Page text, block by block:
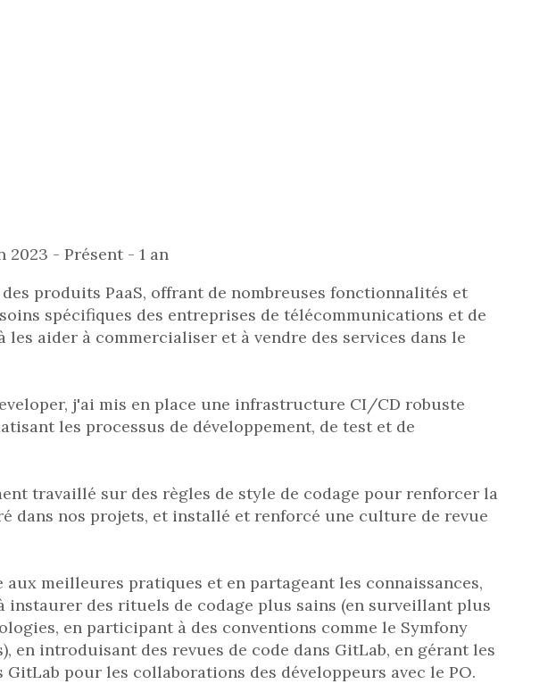
2023 - Présent - 1 an
produits PaaS, offrant de nombreuses fonctionnalités et
spécifiques des entreprises de télécommunications et de
les aider à commercialiser et à vendre des services dans le
j'ai mis en place une infrastructure CI/CD robuste
les processus de développement, de test et de
travaillé sur des règles de style de codage pour renforcer la
dans nos projets, et installé et renforcé une culture de revue
meilleures pratiques et en partageant les connaissances,
instaurer des rituels de codage plus sains (en surveillant plus
en participant à des conventions comme le Symfony
en introduisant des revues de code dans GitLab, en gérant les
GitLab pour les collaborations des développeurs avec le PO.